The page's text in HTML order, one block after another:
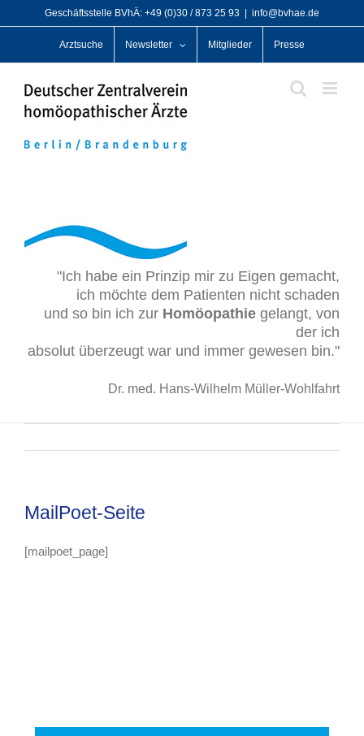
springen
Geschäftsstelle BVhÄ: +49 (0)30 / 873 25 93 info@bvhae.de
Arztsuche Newsletter Mitglieder Presse
"Ich habe ein Prinzip mir zu Eigen gemacht,
ich möchte dem Patienten nicht schaden
und so bin ich zur Homöopathie gelangt, von
der ich
absolut überzeugt war und immer gewesen bin."
Dr. med. Hans-Wilhelm Müller-Wohlfahrt
MailPoet-Seite
[mailpoet_page]